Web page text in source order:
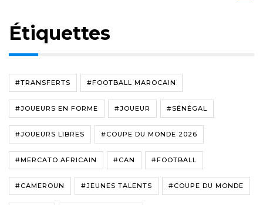
Étiquettes
#TRANSFERTS #FOOTBALL MAROCAIN
#JOUEURS EN FORME #JOUEUR #SÉNÉGAL
#JOUEURS LIBRES #COUPE DU MONDE 2026
#MERCATO AFRICAIN #CAN #FOOTBALL
#CAMEROUN #JEUNES TALENTS #COUPE DU MONDE